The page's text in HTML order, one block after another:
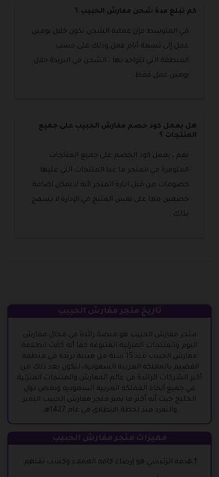
كم تبلغ مدة شحن مفارش الحبيب ؟
في المتوسط فإن عملية الشحن تكون خلال يومين
عمل إلى تسعة أيام عمل وذلك على حسب
المنطقة التي تتواجد بها ، الشحن في البريدة خلال
يومين عمل فقط .
هل يعمل كود خصم مفارش الحبيب على جميع
المنتجات ؟
نعم ، يعمل كود الخصم على جميع المنتجات
المتوفرة في المتجر ما عدا المنتجات التي عليها
خصومات من قبل ادارة المتجر لأنه لا يمكن اضافة
خصمين معا على نفس المنتج في الإدارة لا تسمح
بذلك .
تاريخ متجر مفارش الحبيب
متجر مفارش الحبيب هو منصة رائدة في مجال مفارش
النوم والمنتجات المنزلية المتنوعة كما أنه كانت انطلاقة
مفارش الحبيب منذ 15 سنة من مدينة بريدة في منطقة
القصيم بالمملكة العربية السعودية، لتكون بعد ذلك من
أكبر الشركات الرائدة في عالم المفارش والمنتجات المنزلية
في جميع أنحاء المملكة العربية السعودية وبعض دول
الخليج حيث أنه أكثر ما يميز متجر مفارش الحبيب التميز
والتفرد منذ لحظة الانطلاق في عام 1427هـ.
مميزات متجر مفارش الحبيب
1.هدفه الرئيسي هو إرضاء كافة العملاء وكسب ثقتهم.